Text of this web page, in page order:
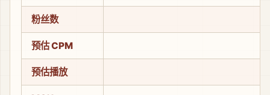
粉丝数
预估 CPM
预估播放